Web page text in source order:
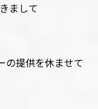
まして
の提供を休ませて